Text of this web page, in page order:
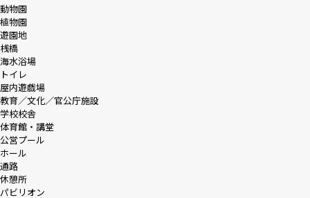
動物園
植物園
遊園地
桟橋
海水浴場
トイレ
屋内遊戯場
教育／文化／官公庁施設
学校校舎
体育館・講堂
公営プール
ホール
通路
休憩所
パビリオン